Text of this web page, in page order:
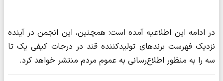
در ادامه این اطلاعیه آمده است: همچنین، این انجمن در آینده
نزدیک فهرست برندهای تولیدکننده قند در درجات کیفی یک تا
سه را به منظور اطلاع‌رسانی به عموم مردم منتشر خواهد کرد.